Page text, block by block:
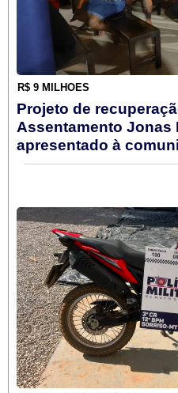
R$ 9 MILHÕES
Projeto de
Assentamento Jonas
apresentado à